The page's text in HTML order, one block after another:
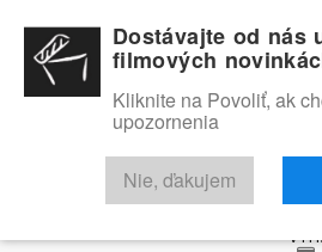
RECENZIE TRAILERY
Dostávajte od nás
filmových
Kliknite na Povoliť, ak
upozornenia
Nie, ďakujem